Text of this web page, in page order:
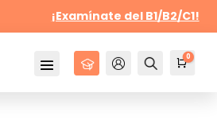
¡Examínate del B1/B2/C1!
Cursos Mi Cuenta
Buscar
0